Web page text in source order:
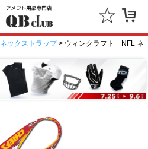
ネックストラップ> ウィンクラフト NFL ネ